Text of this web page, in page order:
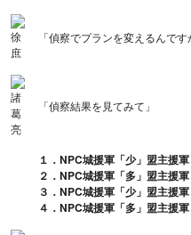
「偵察でプランを変えるんで
「偵察結果を見てみて」
１．NPC城援軍「少」盟主援
２．NPC城援軍「多」盟主援
３．NPC城援軍「少」盟主援
４．NPC城援軍「多」盟主援